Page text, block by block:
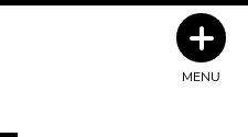
MENU